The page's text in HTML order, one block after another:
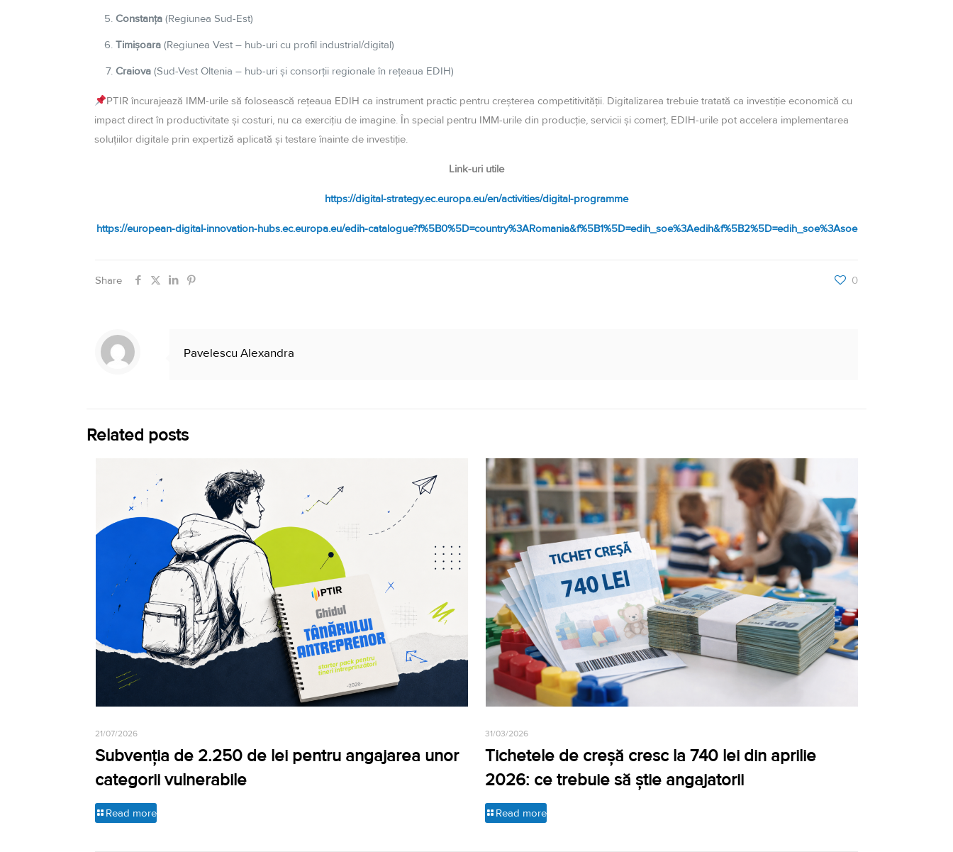
Constanța (Regiunea Sud-Est)
Timișoara (Regiunea Vest – hub-uri cu profil industrial/digital)
Craiova (Sud-Vest Oltenia – hub-uri și consorții regionale în rețeaua EDIH)
PTIR încurajează IMM-urile să folosească rețeaua EDIH ca instrument practic pentru creșterea competitivității. Digitalizarea trebuie tratată ca investiție economică cu
impact direct în productivitate și costuri, nu ca exercițiu de imagine. În special pentru IMM-urile din producție, servicii și comerț, EDIH-urile pot accelera implementarea
soluțiilor digitale prin expertiză aplicată și testare înainte de investiție.
Link-uri utile
https://digital-strategy.ec.europa.eu/en/activities/digital-programme
https://european-digital-innovation-hubs.ec.europa.eu/edih-catalogue?f%5B0%5D=country%3ARomania&f%5B1%5D=edih_soe%3Aedih&f%5B2%5D=edih_soe%3Asoe
Share 0
Pavelescu Alexandra
Related posts
21/07/2026
Subvenția de 2.250 de lei pentru angajarea unor
categorii vulnerabile
Read more
31/03/2026
Tichetele de creșă cresc la 740 lei din aprilie
2026: ce trebuie să știe angajatorii
Read more